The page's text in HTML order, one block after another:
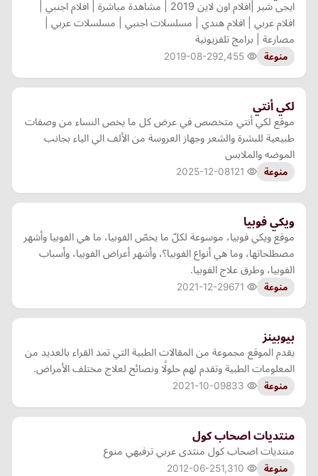
ايجى شير |افلام اون لاين 2019 | مشاهدة مباشرة | افلام اجنبي |
افلام عربي | افلام هندي | مسلسلات اجنبي | مسلسلات عربي |
مصارعة | برامج تلفزيونية
منوعة 2019-08-29
لكي أنتي
موقع لكي أنتي متخصص في عرض كل ما يخص النساء من وصفات
طبيعية للبشرة والشعر وجهاز العروسة من الألف الي الياء بجانب
الموضه والملابس
منوعة 2025-12-08
ويكي فوبيا
موقع ويكي فوبيا، موسوعة لكلّ ما يخصّ الفوبيا، ما هي الفوبيا وأشهر
مصطلحاتها، وما هي أنواع الفوبيا؟، وأشهر أعراض الفوبيا، وأسباب
الفوبيا، وطرق علاج الفوبيا.
منوعة 2021-12-29
بيوبينز
يقدم الموقع مجموعة من المقالات الطبية التي تمد القراء بالعديد من
المعلومات الطبية وتقدم لهم حلولًا ونصائح لعلاج مختلف الأمراض.
منوعة 2021-10-09
منتديات اصحاب كول
منتديات اصحاب كول منتدى عربي ترفيهي منوع
منوعة 2012-06-25